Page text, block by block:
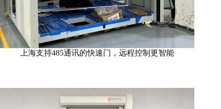
上海支持485通讯的快速门，远程控制更智能